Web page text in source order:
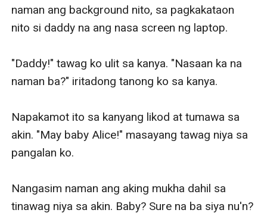
naman ang background nito, sa pagkakataon
nito si daddy na ang nasa screen ng laptop.
"Daddy!" tawag ko ulit sa kanya. "Nasaan ka na
naman ba?" iritadong tanong ko sa kanya.
Napakamot ito sa kanyang likod at tumawa sa
akin. "May baby Alice!" masayang tawag niya sa
pangalan ko.
Nangasim naman ang aking mukha dahil sa
tinawag niya sa akin. Baby? Sure na ba siya nu'n?